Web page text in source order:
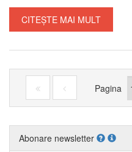
CITEȘTE MAI MULT
Pagina
Abonare newsletter